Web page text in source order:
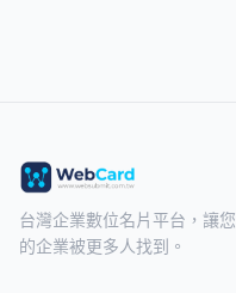
台灣企業數位名片平台，讓您
的企業被更多人找到。